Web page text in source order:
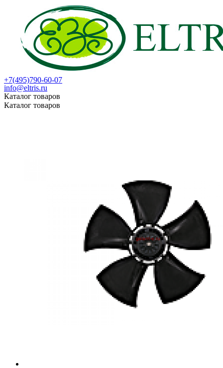
+7(495)790-60-07
info@eltris.ru
Каталог товаров
Каталог товаров